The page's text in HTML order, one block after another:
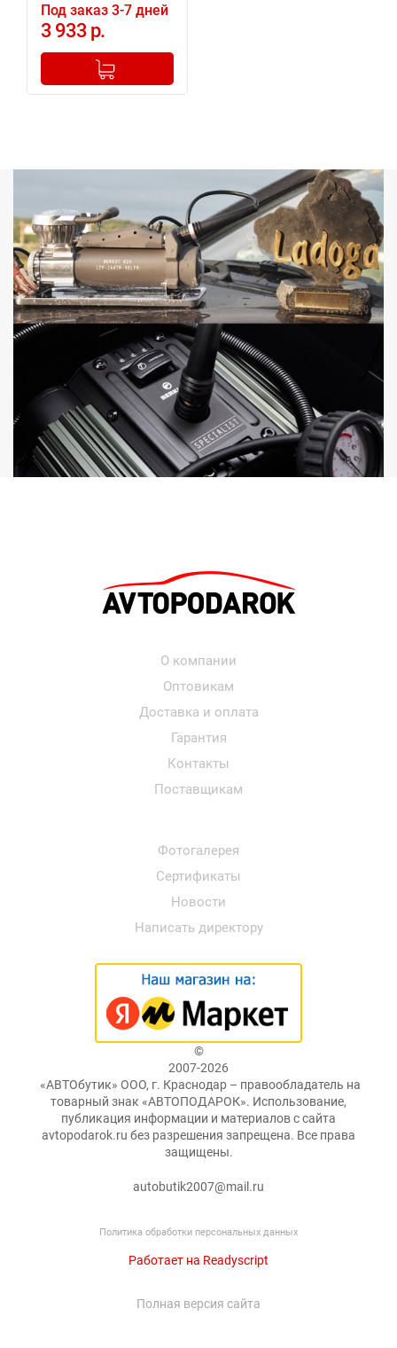
Под заказ 3-7 дней
3 933 р.
+
Добавлено в корзину
О компании
Оптовикам
Доставка и оплата
Гарантия
Контакты
Поставщикам
Фотогалерея
Сертификаты
Новости
Написать директору
©
2007-2026
«АВТОбутик» ООО, г. Краснодар – правообладатель на
товарный знак «АВТОПОДАРОК». Использование,
публикация информации и материалов с сайта
avtopodarok.ru без разрешения запрещена. Все права
защищены.
autobutik2007@mail.ru
Политика обработки персональных данных
Работает на Readyscript
Полная версия сайта